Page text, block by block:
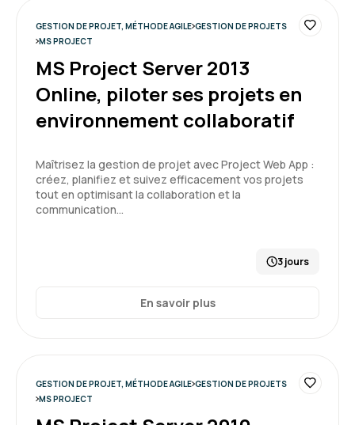
GESTION DE PROJET, MÉTHODE AGILE GESTION DE PROJETS
MS PROJECT
MS Project Server 2013
Online, piloter ses projets en
environnement collaboratif
Maîtrisez la gestion de projet avec Project Web App :
créez, planifiez et suivez efficacement vos projets
tout en optimisant la collaboration et la
communication…
3 jours
En savoir plus
GESTION DE PROJET, MÉTHODE AGILE GESTION DE PROJETS
MS PROJECT